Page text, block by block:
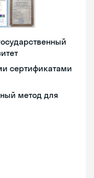
сертификатами
метод для